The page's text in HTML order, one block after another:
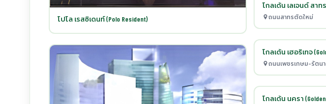
โปโล เรสซิเดนท์ (Polo Resident)
โกลเด้น เลเจนด์ สาทร
ถนนสาทรตัดใหม่
โกลเด้น เฮอริเทจ
ถนนเพชรเกษม-รัตน
โกลเด้น นครา (Golden